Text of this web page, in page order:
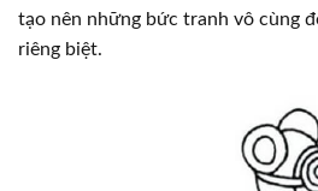
tạo nên những bức tranh vô cùng
riêng biệt.